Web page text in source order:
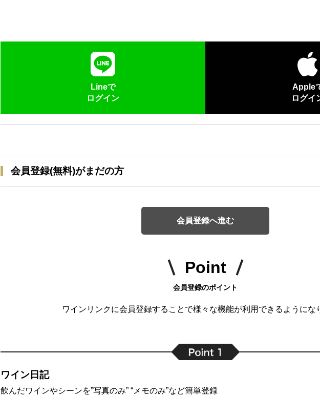
Lineで
ログイン
Apple
ログイ
会員登録(無料)がまだの方
会員登録へ進む
Point
会員登録のポイント
ワインリンクに会員登録することで様々な機能が利用できるようにな
ワイン日記
飲んだワインやシーンを”写真のみ” “メモのみ”など簡単登録